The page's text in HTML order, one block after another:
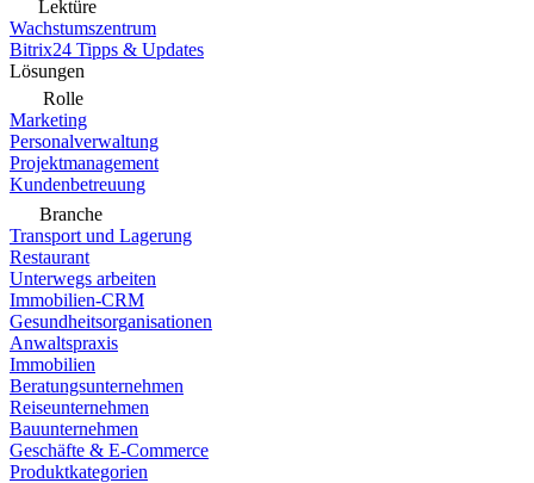
Lektüre
Wachstumszentrum
Bitrix24 Tipps & Updates
Lösungen
Rolle
Marketing
Personalverwaltung
Projektmanagement
Kundenbetreuung
Branche
Transport und Lagerung
Restaurant
Unterwegs arbeiten
Immobilien-CRM
Gesundheitsorganisationen
Anwaltspraxis
Immobilien
Beratungsunternehmen
Reiseunternehmen
Bauunternehmen
Geschäfte & E-Commerce
Produktkategorien